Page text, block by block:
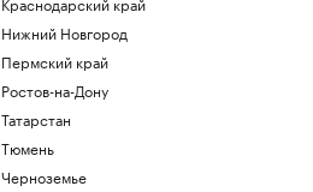
Нижний Новгород
Пермский край
Ростов-на-Дону
Татарстан
Тюмень
Черноземье